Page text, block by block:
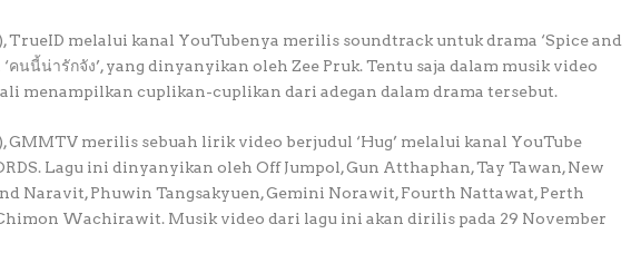
TrueID melalui kanal YouTubenya merilis soundtrack untuk drama ‘Spice and
คนนี้น่ารักจัง’, yang dinyanyikan oleh Zee Pruk. Tentu saja dalam musik video
menampilkan cuplikan-cuplikan dari adegan dalam drama tersebut.
GMMTV merilis sebuah lirik video berjudul ‘Hug’ melalui kanal YouTube
Lagu ini dinyanyikan oleh Off Jumpol, Gun Atthaphan, Tay Tawan, New
Naravit, Phuwin Tangsakyuen, Gemini Norawit, Fourth Nattawat, Perth
Wachirawit. Musik video dari lagu ini akan dirilis pada 29 November